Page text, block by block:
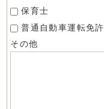
保育士
普通自動車運転免許
その他